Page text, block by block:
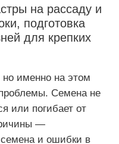
на рассаду и
подготовка
для крепких
но именно на этом
Семена не
или погибает от
—
и ошибки в